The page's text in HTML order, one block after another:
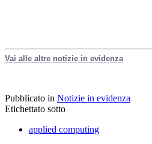
Vai alle altre notizie in evidenza
Pubblicato in Notizie in evidenza
Etichettato sotto
applied computing